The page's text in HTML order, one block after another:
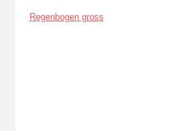
Regenbogen gross